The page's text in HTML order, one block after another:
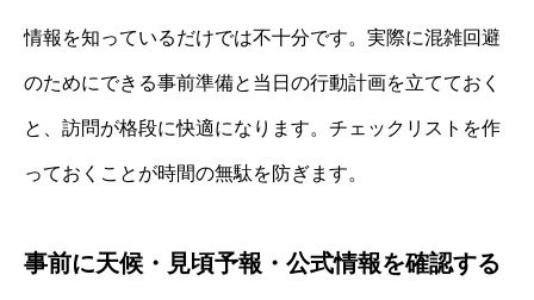
情報を知っているだけでは不十分です。実際に混雑回避
のためにできる事前準備と当日の行動計画を立てておく
と、訪問が格段に快適になります。チェックリストを作
っておくことが時間の無駄を防ぎます。
事前に天候・見頃予報・公式情報を確認する